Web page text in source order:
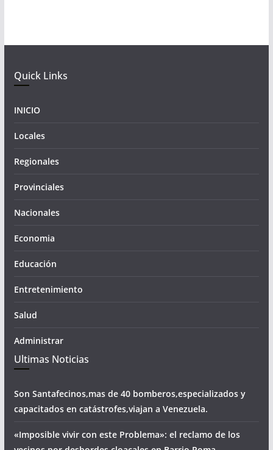
Quick Links
INICIO
Locales
Regionales
Provinciales
Nacionales
Economia
Educación
Entretenimiento
Salud
Administrar
Ultimas Noticias
Son Santafecinos,mas de 40 bomberos,especializados y
capacitados en catástrofes,viajan a Venezuela.
«Imposible vivir con este Problema»: el reclamo de los